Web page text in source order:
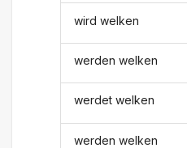
wird welken
werden welken
werdet welken
werden welken